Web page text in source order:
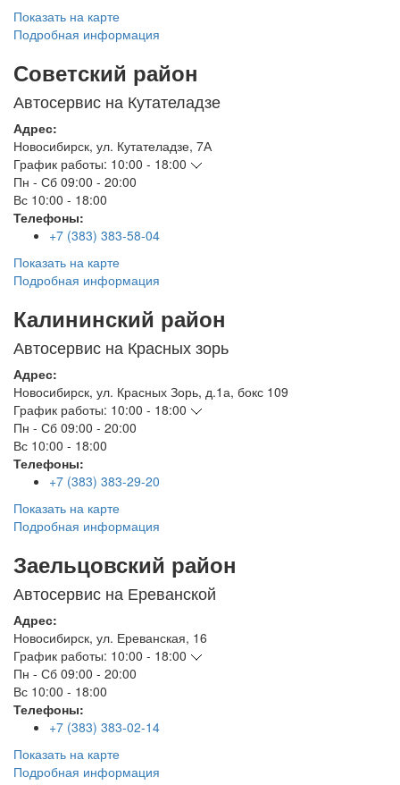
Показать на карте
Подробная информация
Советский район
Автосервис на Кутателадзе
Адрес:
Новосибирск, ул. Кутателадзе, 7А
График работы: 10:00 - 18:00
Пн - Сб 09:00 - 20:00
Вс 10:00 - 18:00
Телефоны:
+7 (383) 383-58-04
Показать на карте
Подробная информация
Калининский район
Автосервис на Красных зорь
Адрес:
Новосибирск, ул. Красных Зорь, д.1а, бокс 109
График работы: 10:00 - 18:00
Пн - Сб 09:00 - 20:00
Вс 10:00 - 18:00
Телефоны:
+7 (383) 383-29-20
Показать на карте
Подробная информация
Заельцовский район
Автосервис на Ереванской
Адрес:
Новосибирск, ул. Ереванская, 16
График работы: 10:00 - 18:00
Пн - Сб 09:00 - 20:00
Вс 10:00 - 18:00
Телефоны:
+7 (383) 383-02-14
Показать на карте
Подробная информация